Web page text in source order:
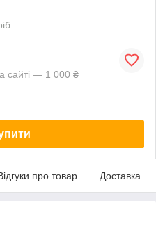
сайті — 1 000 ₴
про товар Доставка